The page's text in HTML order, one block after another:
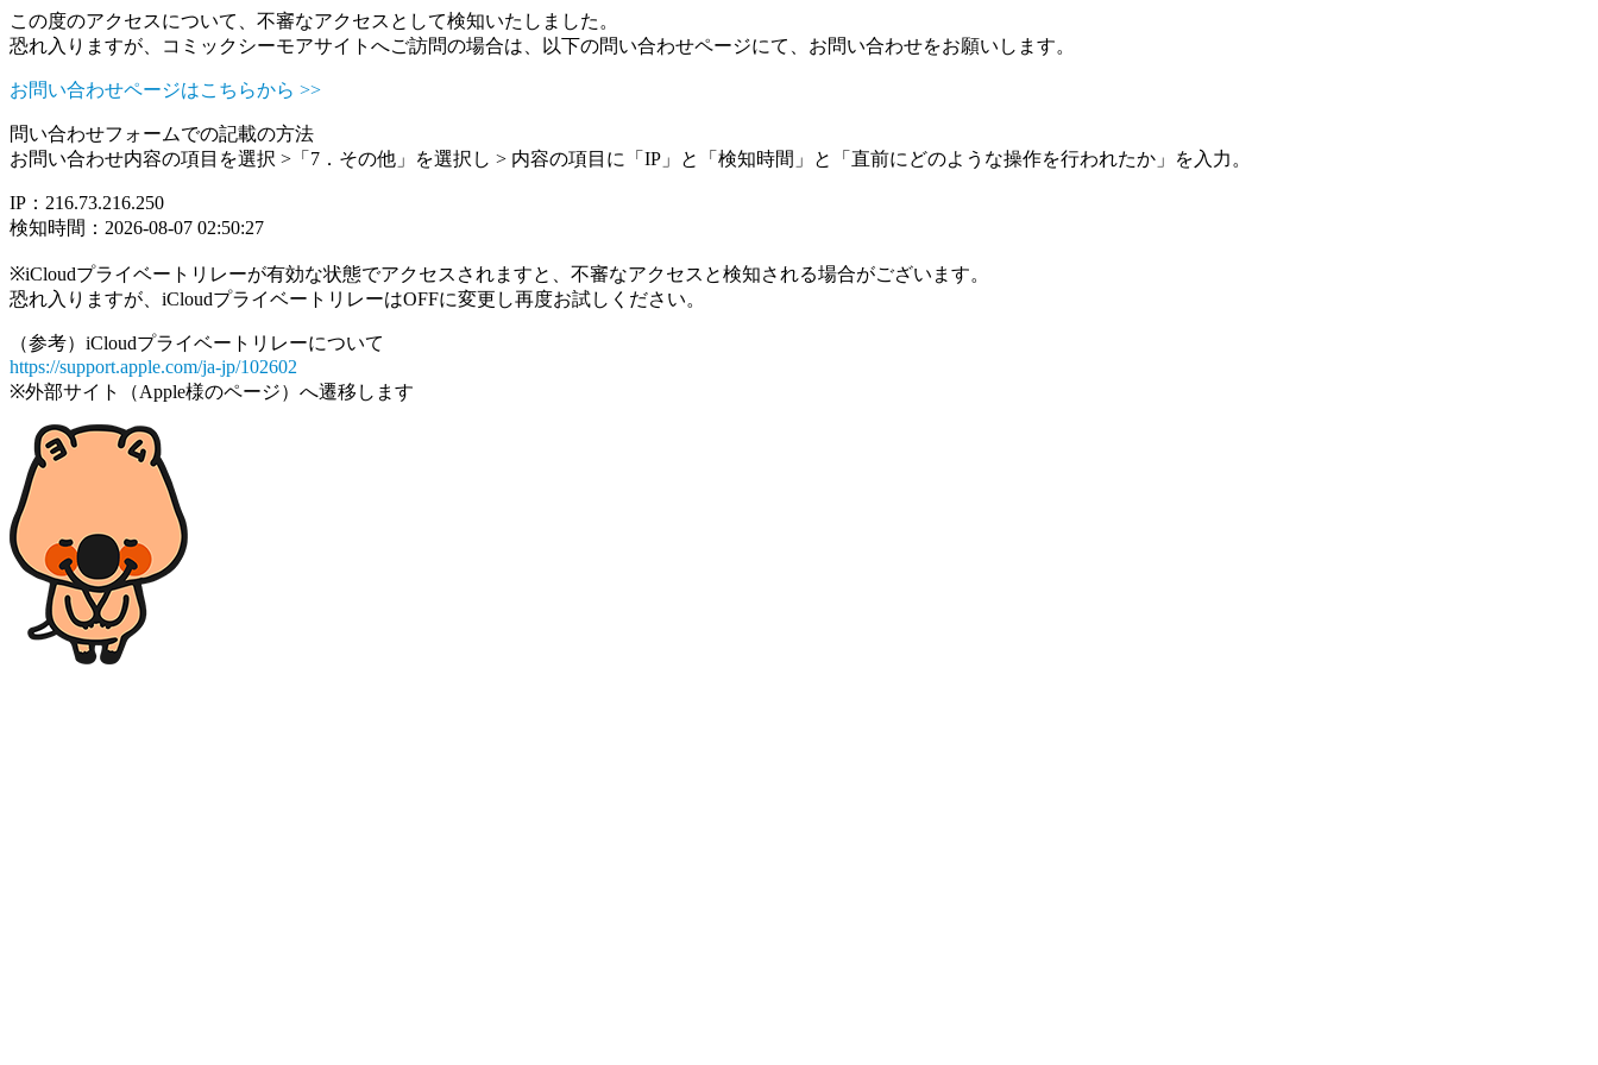
この度のアクセスについて、不審なアクセスとして検知いたしました。
恐れ入りますが、コミックシーモアサイトへご訪問の場合は、以下の問い合わせページにて、お問い合わせをお願いします。
お問い合わせページはこちらから >>
問い合わせフォームでの記載の方法
お問い合わせ内容の項目を選択 >「7．その他」を選択し > 内容の項目に「IP」と「検知時間」と「直前にどのような操作を行われたか」を入力。
IP：216.73.216.250
検知時間：2026-08-07 02:50:27
※iCloudプライベートリレーが有効な状態でアクセスされますと、不審なアクセスと検知される場合がございます。
恐れ入りますが、iCloudプライベートリレーはOFFに変更し再度お試しください。
（参考）iCloudプライベートリレーについて
https://support.apple.com/ja-jp/102602
※外部サイト（Apple様のページ）へ遷移します